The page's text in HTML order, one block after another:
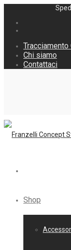
Tracciamento
Chi siamo
Contattaci
Shop